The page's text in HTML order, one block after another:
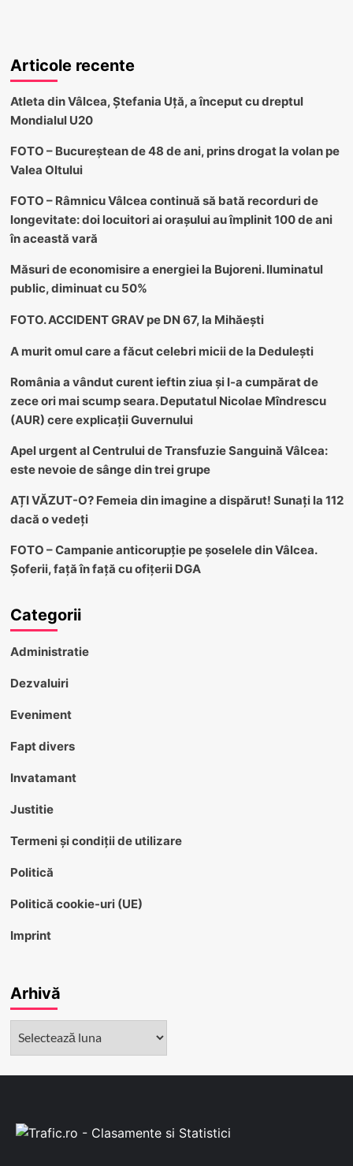
Articole recente
Atleta din Vâlcea, Ștefania Uță, a început cu dreptul
Mondialul U20
FOTO – Bucureștean de 48 de ani, prins drogat la volan pe
Valea Oltului
FOTO – Râmnicu Vâlcea continuă să bată recorduri de
longevitate: doi locuitori ai orașului au împlinit 100 de ani
în această vară
Măsuri de economisire a energiei la Bujoreni. Iluminatul
public, diminuat cu 50%
FOTO. ACCIDENT GRAV pe DN 67, la Mihăești
A murit omul care a făcut celebri micii de la Dedulești
România a vândut curent ieftin ziua și l-a cumpărat de
zece ori mai scump seara. Deputatul Nicolae Mîndrescu
(AUR) cere explicații Guvernului
Apel urgent al Centrului de Transfuzie Sanguină Vâlcea:
este nevoie de sânge din trei grupe
AȚI VĂZUT-O? Femeia din imagine a dispărut! Sunați la 112
dacă o vedeți
FOTO – Campanie anticorupție pe șoselele din Vâlcea.
Șoferii, față în față cu ofițerii DGA
Categorii
Administratie
Dezvaluiri
Eveniment
Fapt divers
Invatamant
Justitie
Termeni și condiții de utilizare
Politică
Politică cookie-uri (UE)
Imprint
Arhivă